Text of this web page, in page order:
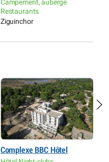
Campement, auberge
Restaurants
Ziguinchor
Complexe BBC Hôtel